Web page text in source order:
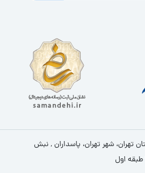
تهران، شهر تهران، پاسداران , نبش